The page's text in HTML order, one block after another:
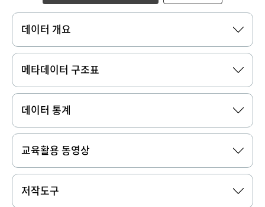
데이터 개요
메타데이터 구조표
데이터 통계
교육활용 동영상
저작도구